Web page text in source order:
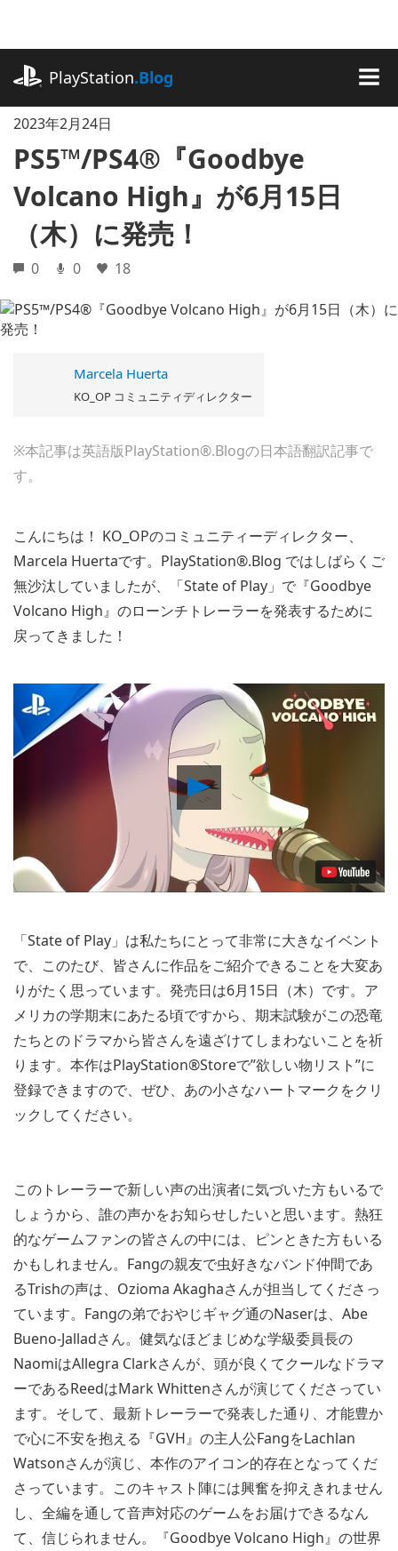
に
ッ
PlayStation.Blog
2023年2月24日
PS5™/PS4®『Goodbye
Volcano High』が6月15日
（木）に発売！
0 0 18
Marcela Huerta
KO_OP コミュニティディレクター
※本記事は英語版PlayStation®.Blogの日本語翻訳記事で
す。
こんにちは！ KO_OPのコミュニティーディレクター、
Marcela Huertaです。PlayStation®.Blog ではしばらくご
無沙汰していましたが、「State of Play」で『Goodbye
Volcano High』のローンチトレーラーを発表するために
戻ってきました！
Play
Video
「State of Play」は私たちにとって非常に大きなイベント
で、このたび、皆さんに作品をご紹介できることを大変あ
りがたく思っています。発売日は6月15日（木）です。ア
メリカの学期末にあたる頃ですから、期末試験がこの恐竜
たちとのドラマから皆さんを遠ざけてしまわないことを祈
ります。本作はPlayStation®Storeで”欲しい物リスト”に
登録できますので、ぜひ、あの小さなハートマークをクリ
ックしてください。
このトレーラーで新しい声の出演者に気づいた方もいるで
しょうから、誰の声かをお知らせしたいと思います。熱狂
的なゲームファンの皆さんの中には、ピンときた方もいる
かもしれません。Fangの親友で虫好きなバンド仲間であ
るTrishの声は、Ozioma Akaghaさんが担当してくださっ
ています。Fangの弟でおやじギャグ通のNaserは、Abe
Bueno-Jalladさん。健気なほどまじめな学級委員長の
NaomiはAllegra Clarkさんが、頭が良くてクールなドラマ
ーであるReedはMark Whittenさんが演じてくださってい
ます。そして、最新トレーラーで発表した通り、才能豊か
で心に不安を抱える『GVH』の主人公FangをLachlan
Watsonさんが演じ、本作のアイコン的存在となってくだ
さっています。このキャスト陣には興奮を抑えきれません
し、全編を通して音声対応のゲームをお届けできるなん
て、信じられません。『Goodbye Volcano High』の世界